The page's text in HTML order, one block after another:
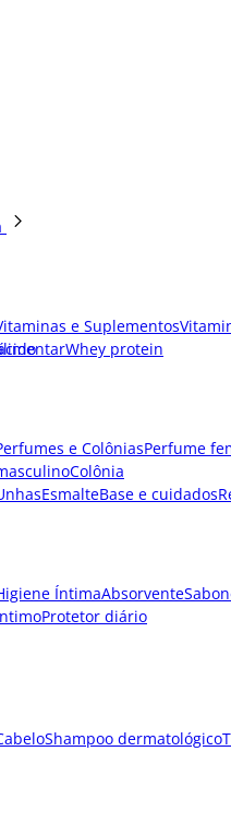
e Suplementos
Whey protein
e ColôniasPerfume
Colônia
EsmalteBase e cuidados
ÍntimaAbsorvente
Protetor diário
Shampoo dermatológico